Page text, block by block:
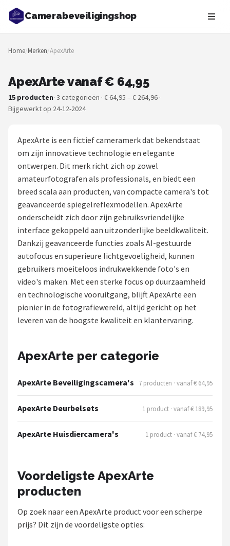
Camerabeveiligingshop
Zoeken
NAVIGATIE
Merken
Beveiligingscamera's
Camera Deurbellen
POPULAIRE MERKEN
Home-Locking
Reolink
Hikvision
TP-Link
Foscam
Teceye
ieGeek
Alle merken →
Home/Merken/ApexArte
ApexArte vanaf € 64,95
15 producten· 3 categorieën · € 64,95 – € 264,96 ·
Bijgewerkt op 24-12-2024
ApexArte is een fictief cameramerk dat bekendstaat
om zijn innovatieve technologie en elegante
ontwerpen. Dit merk richt zich op zowel
amateurfotografen als professionals, en biedt een
breed scala aan producten, van compacte camera's tot
geavanceerde spiegelreflexmodellen. ApexArte
onderscheidt zich door zijn gebruiksvriendelijke
interface gekoppeld aan uitzonderlijke beeldkwaliteit.
Dankzij geavanceerde functies zoals AI-gestuurde
autofocus en superieure lichtgevoeligheid, kunnen
gebruikers moeiteloos indrukwekkende foto's en
video's maken. Met een sterke focus op duurzaamheid
en technologische vooruitgang, blijft ApexArte een
pionier in de fotografiewereld, altijd gericht op het
leveren van de hoogste kwaliteit en klantervaring.
ApexArte per categorie
ApexArte Beveiligingscamera's 7 producten · vanaf € 64,95
ApexArte Deurbelsets 1 product · vanaf € 189,95
ApexArte Huisdiercamera's 1 product · vanaf € 74,95
Voordeligste ApexArte
producten
Op zoek naar een ApexArte product voor een scherpe
prijs? Dit zijn de voordeligste opties: